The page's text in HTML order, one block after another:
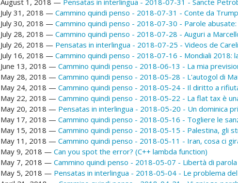
August 1, 2018
Pensatas in interlingua - 2018-07-31 - Sancte
July 31, 2018
Cammino quindi penso - 2018-07-31 - Conte da
July 30, 2018
Cammino quindi penso - 2018-07-30 - Parole
July 28, 2018
Cammino quindi penso - 2018-07-28 - Auguri a
July 26, 2018
Pensatas in interlingua - 2018-07-25 - Videos de
July 16, 2018
Cammino quindi penso - 2018-07-16 - Mondiali 2018:
June 13, 2018
Cammino quindi penso - 2018-06-13 - La mia
May 28, 2018
Cammino quindi penso - 2018-05-28 - L'autogol di
May 24, 2018
Cammino quindi penso - 2018-05-24 - Il diritto a
May 22, 2018
Cammino quindi penso - 2018-05-22 - La flat tax è
May 20, 2018
Pensatas in interlingua - 2018-05-20 - Un dominica
May 17, 2018
Cammino quindi penso - 2018-05-16 - Togliere le
May 15, 2018
Cammino quindi penso - 2018-05-15 - Palestina, gli
May 11, 2018
Cammino quindi penso - 2018-05-11 - Iran, cosa ci
May 9, 2018
Can you spot the error? (C++ lambda function)
May 7, 2018
Cammino quindi penso - 2018-05-07 - Libertà di parola
May 5, 2018
Pensatas in interlingua - 2018-05-04 - Le problema